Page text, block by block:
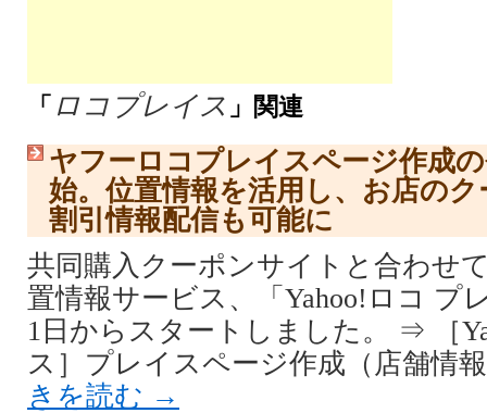
「 ロコプレイス 」関連
ヤフーロコプレイスページ作成
始。位置情報を活用し、お店の
割引情報配信も可能に
共同購入クーポンサイトと合わせ
置情報サービス、「Yahoo!ロコ プ
1日からスタートしました。 ⇒ ［
ス］プレイスページ作成（店舗情
きを読む →